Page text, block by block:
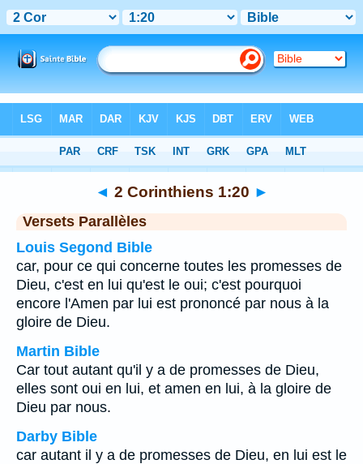
> Chapitre 1 > Verset 20
◄ 2 Corinthiens 1:20 ►
Versets Parallèles
Louis Segond Bible
car, pour ce qui concerne toutes les promesses de
Dieu, c'est en lui qu'est le oui; c'est pourquoi
encore l'Amen par lui est prononcé par nous à la
gloire de Dieu.
Martin Bible
Car tout autant qu'il y a de promesses de Dieu,
elles sont oui en lui, et amen en lui, à la gloire de
Dieu par nous.
Darby Bible
car autant il y a de promesses de Dieu, en lui est le